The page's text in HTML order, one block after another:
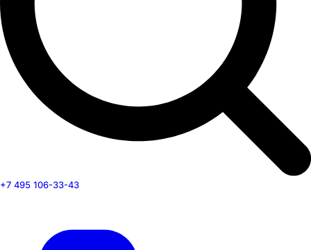
+7 495 106-33-43